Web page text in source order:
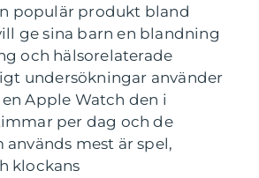
populär produkt bland
ge sina barn en blandning
och hälsorelaterade
undersökningar använder
Apple Watch den i
per dag och de
mest är spel,
klockans